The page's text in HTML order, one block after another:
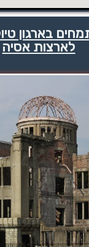
בארגון
לארצות אסיה